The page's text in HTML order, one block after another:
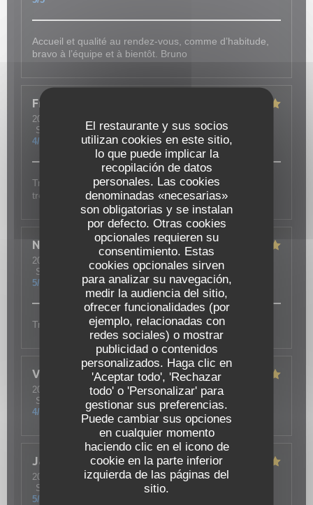
El restaurante y sus socios
utilizan cookies en este sitio,
lo que puede implicar la
recopilación de datos
personales. Las cookies
denominadas «necesarias»
son obligatorias y se instalan
por defecto. Otras cookies
opcionales requieren su
consentimiento. Estas
cookies opcionales sirven
para analizar su navegación,
medir la audiencia del sitio,
ofrecer funcionalidades (por
ejemplo, relacionadas con
redes sociales) o mostrar
publicidad o contenidos
personalizados. Haga clic en
'Aceptar todo', 'Rechazar
todo' o 'Personalizar' para
gestionar sus preferencias.
Puede cambiar sus opciones
en cualquier momento
haciendo clic en el icono de
cookie en la parte inferior
izquierda de las páginas del
sitio.
Accueil et qualité au rendez-vous, comme d’habitude,
bravo à l’équipe et à bientôt. Bruno
Frank
2026-05-28
- 19:45 - Invitados 2
Servicio
/5 Ambiente: 4 /5 Menú: 4 /5 Calidad / Precio
4/5
Tres bon moment, avec un bon repas et une equipe
tres agréable
Nadine
2026-05-15
- 19:15 - Invitados 2
Servicio
Ambiente : 5/5 Menú: 5 /5 Calidad / Precio
5/5
Très bon accueil, plats copieux, ambiance agréable.
Vincent B
2026-04-27
- 19:30 - Invitados 2
Servicio
/5 Ambiente: 4/5 Menú: 5/5 Calidad / Precio
4/5
Jany
2026-04-21
- 13:15 - Invitados 8
Servicio
5/5 Menú
5/5